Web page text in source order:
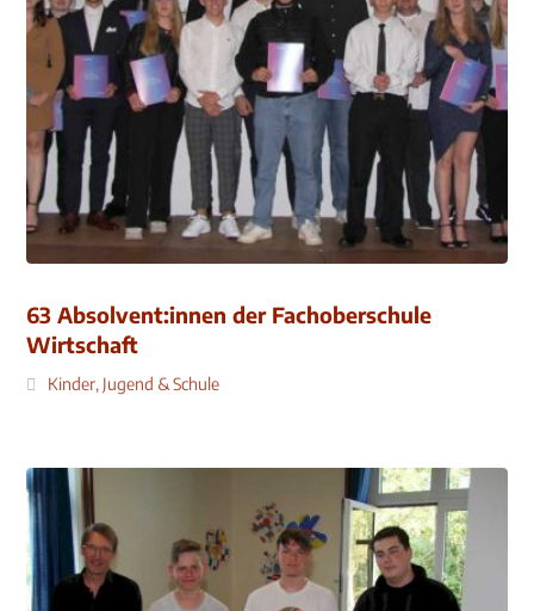
63 Absolvent:innen der Fachoberschule
Wirtschaft
Kinder, Jugend & Schule